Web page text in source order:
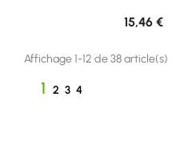
15,46 €
Affichage 1-12 de 38 article(s)
1 2 3 4